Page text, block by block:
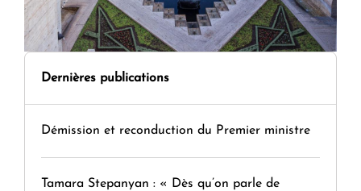
Dernières publications
Démission et reconduction du Premier ministre
Tamara Stepanyan : « Dès qu’on parle de